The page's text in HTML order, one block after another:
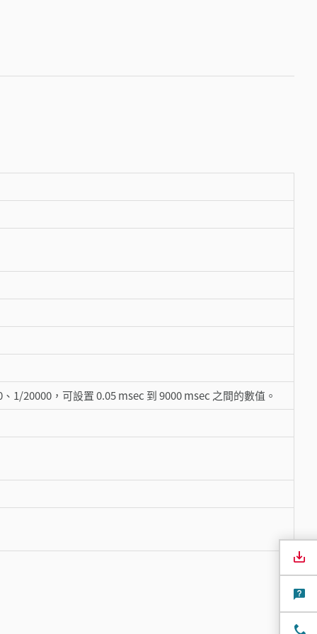
20000，可設置 0.05 msec 到 9000 msec 之間的數值。